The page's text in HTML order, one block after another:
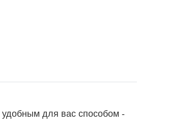
для вас способом -